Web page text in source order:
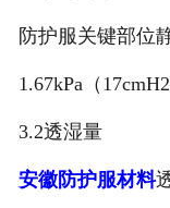
防护服关键部位
1.67kPa（
3.2透湿量
安徽防护服材料